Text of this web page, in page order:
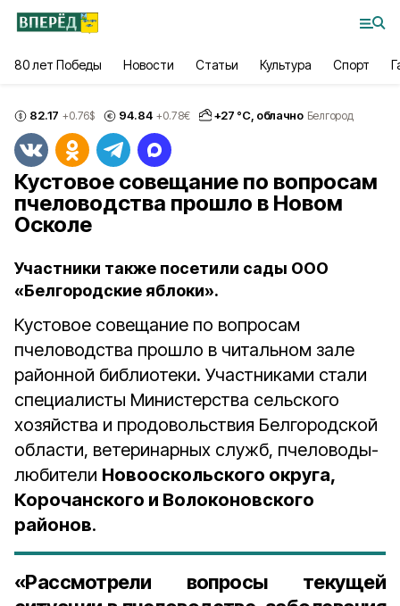
80 лет Победы Новости Статьи Культура Спорт
82.17 +0.76$ 94.84 +0.78€ +27 °С, облачно Белгород
Кустовое совещание по вопросам
пчеловодства прошло в Новом
Осколе
Участники также посетили сады ООО
«Белгородские яблоки».
Кустовое совещание по вопросам
пчеловодства прошло в читальном зале
районной библиотеки. Участниками стали
специалисты Министерства сельского
хозяйства и продовольствия Белгородской
области, ветеринарных служб, пчеловоды-
любители Новооскольского округа,
Корочанского и Волоконовского
районов.
«Рассмотрели вопросы текущей